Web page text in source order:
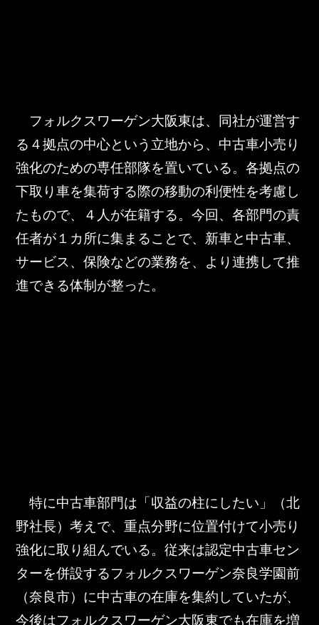
フォルクスワーゲン大阪東は、同社が運営す
る４拠点の中心という立地から、中古車小売り
強化のための専任部隊を置いている。各拠点の
下取り車を集荷する際の移動の利便性を考慮し
たもので、４人が在籍する。今回、各部門の責
任者が１カ所に集まることで、新車と中古車、
サービス、保険などの業務を、より連携して推
進できる体制が整った。
特に中古車部門は「収益の柱にしたい」（北
野社長）考えで、重点分野に位置付けて小売り
強化に取り組んでいる。従来は認定中古車セン
ターを併設するフォルクスワーゲン奈良学園前
（奈良市）に中古車の在庫を集約していたが、
今後はフォルクスワーゲン大阪東でも在庫を増